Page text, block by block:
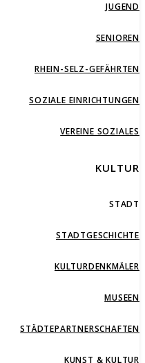
JUGEND
SENIOREN
RHEIN-SELZ-GEFÄHRTEN
SOZIALE EINRICHTUNGEN
VEREINE SOZIALES
KULTUR
STADT
STADTGESCHICHTE
KULTURDENKMÄLER
MUSEEN
STÄDTEPARTNERSCHAFTEN
KUNST & KULTUR